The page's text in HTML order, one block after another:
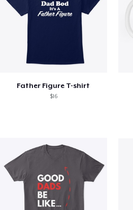
Father Figure T-shirt
$16